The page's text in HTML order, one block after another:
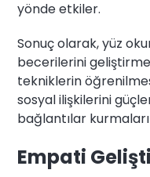
yönde etkiler.
Sonuç olarak, yüz
becerilerini
tekniklerin
sosyal ilişkilerini
bağlantılar
Empati